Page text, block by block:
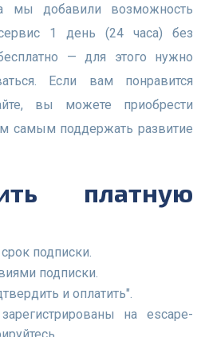
1 день (24 часа) без
— для этого нужно
Если вам понравится
вы можете приобрести
самым поддержать развитие
подписки.
подписки.
и оплатить".
на escape-